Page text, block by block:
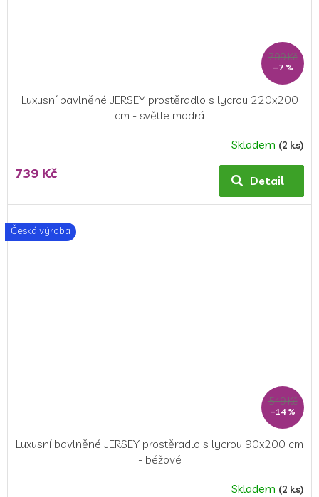
799 Kč
–7 %
Luxusní bavlněné JERSEY prostěradlo s lycrou 220x200
cm - světle modrá
Skladem (2 ks)
739 Kč Detail
Česká výroba
549 Kč
–14 %
Luxusní bavlněné JERSEY prostěradlo s lycrou 90x200 cm
- béžové
Skladem (2 ks)